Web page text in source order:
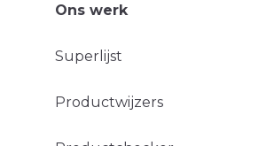
Ons werk
Superlijst
Productwijzers